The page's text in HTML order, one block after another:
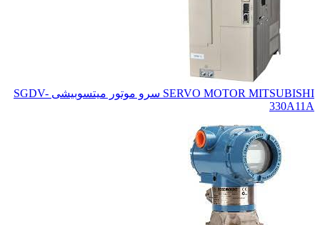
SERVO MOTOR MITSUBISHI سرو موتور میتسوبیشی SGDV-
330A11A